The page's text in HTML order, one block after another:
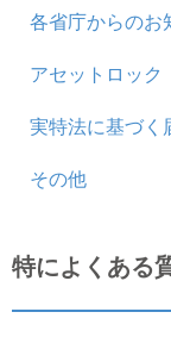
各省庁からのお
アセットロック
実特法に基づく
その他
特によくある